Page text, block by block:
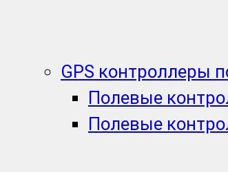
GPS контроллеры
Полевые
Полевые